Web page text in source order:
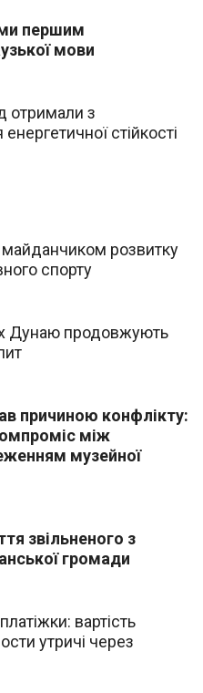
першим
мови
отримали з
стійкості
майданчиком розвитку
спорту
Дунаю продовжують
причиною конфлікту:
між
музейної
звільненого з
громади
вартість
утричі через